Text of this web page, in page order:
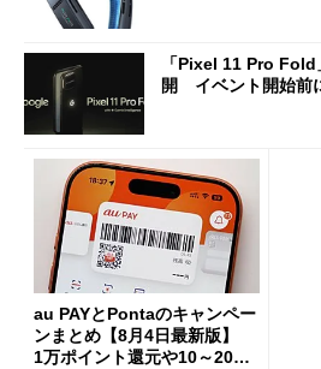
「Pixel 11 Pro
開 イベント開始前
au PAYとPontaのキャンペー
ンまとめ【8月4日最新版】
1万ポイント還元や10～20％